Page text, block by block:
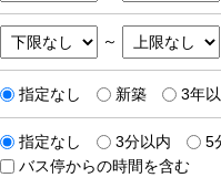
～
指定なし 新築 3年
指定なし 3分以内 5
バス停からの時間を含む